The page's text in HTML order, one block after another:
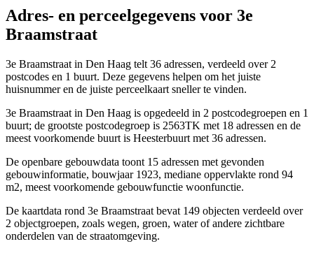
Adres- en perceelgegevens voor 3e
Braamstraat
3e Braamstraat in Den Haag telt 36 adressen, verdeeld over 2
postcodes en 1 buurt. Deze gegevens helpen om het juiste
huisnummer en de juiste perceelkaart sneller te vinden.
3e Braamstraat in Den Haag is opgedeeld in 2 postcodegroepen en 1
buurt; de grootste postcodegroep is 2563TK met 18 adressen en de
meest voorkomende buurt is Heesterbuurt met 36 adressen.
De openbare gebouwdata toont 15 adressen met gevonden
gebouwinformatie, bouwjaar 1923, mediane oppervlakte rond 94
m2, meest voorkomende gebouwfunctie woonfunctie.
De kaartdata rond 3e Braamstraat bevat 149 objecten verdeeld over
2 objectgroepen, zoals wegen, groen, water of andere zichtbare
onderdelen van de straatomgeving.